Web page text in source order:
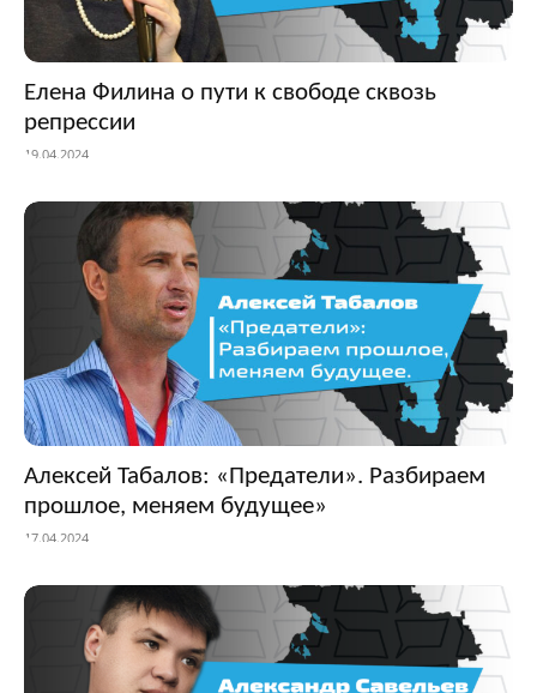
Елена Филина о пути к свободе сквозь
репрессии
19.04.2024
Алексей Табалов: «Предатели». Разбираем
прошлое, меняем будущее»
17.04.2024